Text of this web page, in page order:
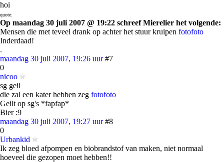
hoi
quote:
Op maandag 30 juli 2007 @ 19:22 schreef Mierelier het volgende:
Mensen die met teveel drank op achter het stuur kruipen fotofoto
Inderdaad!
.
maandag 30 juli 2007, 19:26 uur #7
0
nicoo
sg geil
die zal een kater hebben zeg fotofoto
Geilt op sg's *fapfap*
Bier :9
maandag 30 juli 2007, 19:27 uur #8
0
Urbankid
Ik zeg bloed afpompen en biobrandstof van maken, niet normaal
hoeveel die gezopen moet hebben!!